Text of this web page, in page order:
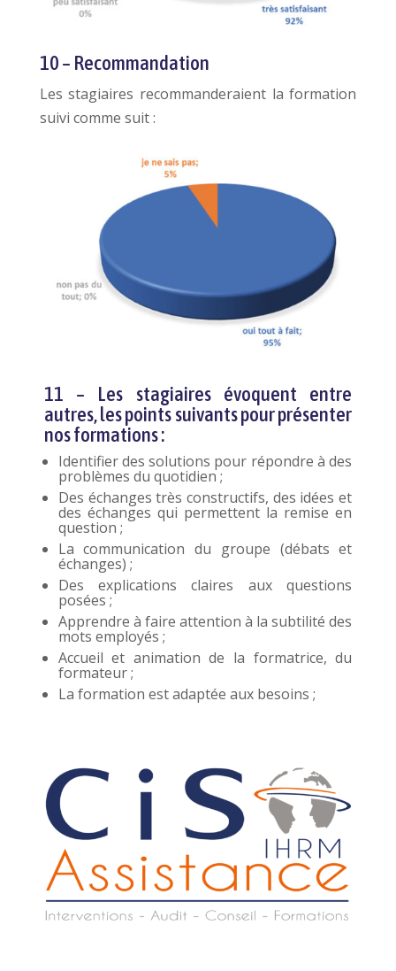
10 – Recommandation
Les stagiaires recommanderaient la formation
suivi comme suit :
11 – Les stagiaires évoquent entre
autres, les points suivants pour présenter
nos formations :
Identifier des solutions pour répondre à des
problèmes du quotidien ;
Des échanges très constructifs, des idées et
des échanges qui permettent la remise en
question ;
La communication du groupe (débats et
échanges) ;
Des explications claires aux questions
posées ;
Apprendre à faire attention à la subtilité des
mots employés ;
Accueil et animation de la formatrice, du
formateur ;
La formation est adaptée aux besoins ;